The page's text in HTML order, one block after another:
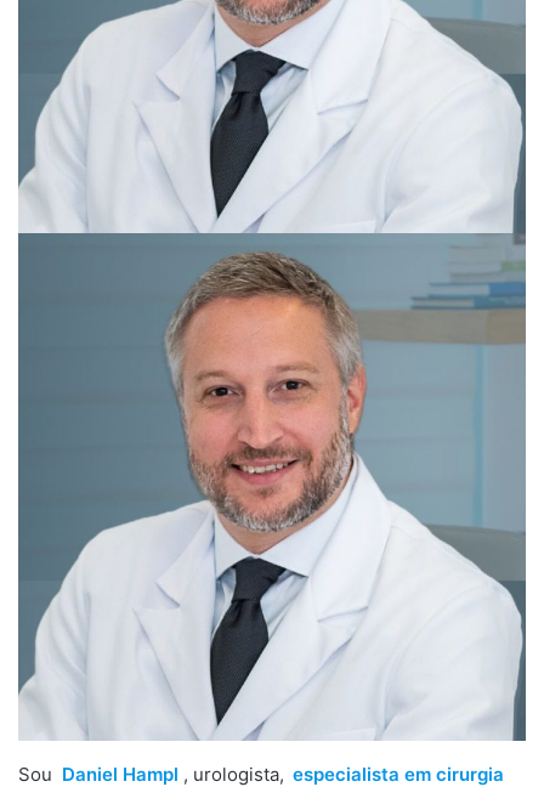
Sou Daniel Hampl , urologista, especialista em cirurgia